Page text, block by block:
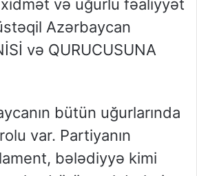
və uğurlu fəaliyyət
Azərbaycan
və QURUCUSUNA
bütün uğurlarında
var. Partiyanın
bələdiyyə kimi